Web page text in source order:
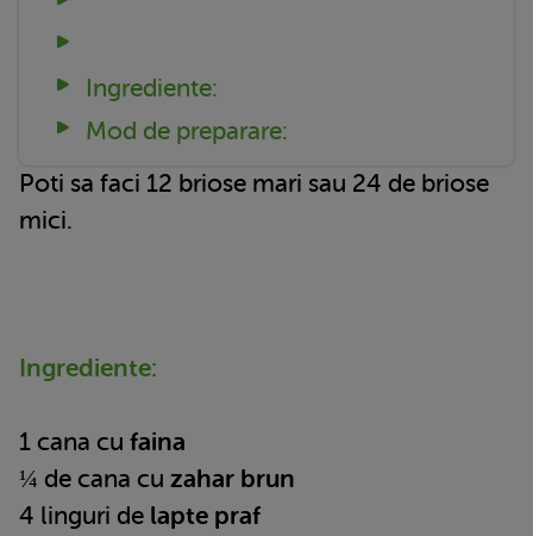
Ingrediente:
Mod de preparare:
Poti sa faci 12 briose mari sau 24 de briose
mici.
Ingrediente:
1 cana cu faina
¼ de cana cu zahar brun
4 linguri de lapte praf